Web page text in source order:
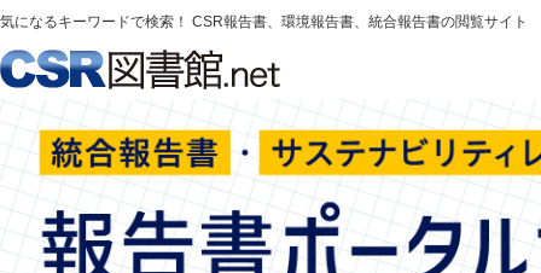
気になるキーワードで検索！ CSR報告書、環境報告書、統合報告書の閲覧サイト